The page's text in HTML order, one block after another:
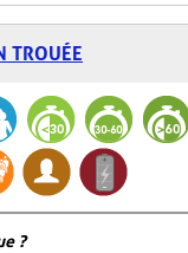
TROUÉE
?